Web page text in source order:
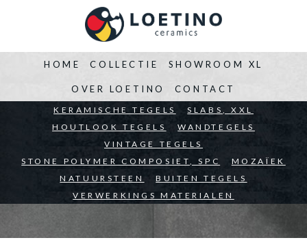
HOME
BEDRIJVEN ARCHITECTEN PARTICULIEREN
COLLECTIE
KERAMISCHE TEGELS
SLABS, XXL
HOUTLOOK TEGELS
WANDTEGELS
VINTAGE TEGELS
STONE POLYMER COMPOSIET, SPC
MOZAÏEK
NATUURSTEEN
BUITEN TEGELS
VERWERKINGS MATERIALEN
SHOWROOM XL
OVER LOETINO CONTACT